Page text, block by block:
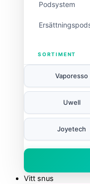
Podsystem
SORTIMENT
Vaporesso
Uwell
Joyetech
Vitt snus